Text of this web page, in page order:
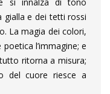
si innalza di tono
gialla e dei tetti rossi
La magia dei colori,
l’immagine; e
ritorna a misura;
del cuore riesce a